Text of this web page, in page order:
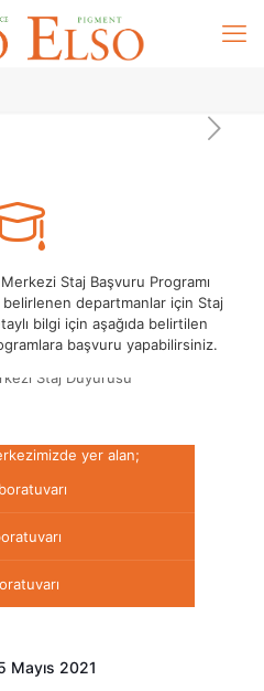
Staj Başvuru Programı
departmanlar için Staj
bilgi için aşağıda belirtilen
başvuru yapabilirsiniz.
yer alan;
Mayıs 2021